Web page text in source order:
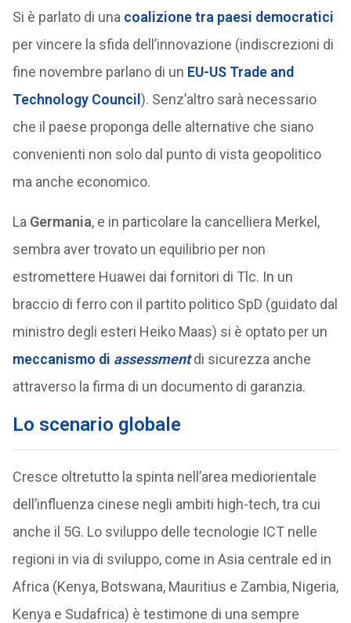
Si è parlato di una coalizione tra paesi democratici
per vincere la sfida dell’innovazione (indiscrezioni di
fine novembre parlano di un EU-US Trade and
Technology Council ). Senz’altro sarà necessario
che il paese proponga delle alternative che siano
convenienti non solo dal punto di vista geopolitico
ma anche economico.
La Germania, e in particolare la cancelliera Merkel,
sembra aver trovato un equilibrio per non
estromettere Huawei dai fornitori di Tlc. In un
braccio di ferro con il partito politico SpD (guidato dal
ministro degli esteri Heiko Maas) si è optato per un
meccanismo di assessmentdi sicurezza anche
attraverso la firma di un documento di garanzia.
Lo scenario globale
Cresce oltretutto la spinta nell’area mediorientale
dell’influenza cinese negli ambiti high-tech, tra cui
anche il 5G. Lo sviluppo delle tecnologie ICT nelle
regioni in via di sviluppo, come in Asia centrale ed in
Africa (Kenya, Botswana, Mauritius e Zambia, Nigeria,
Kenya e Sudafrica) è testimone di una sempre